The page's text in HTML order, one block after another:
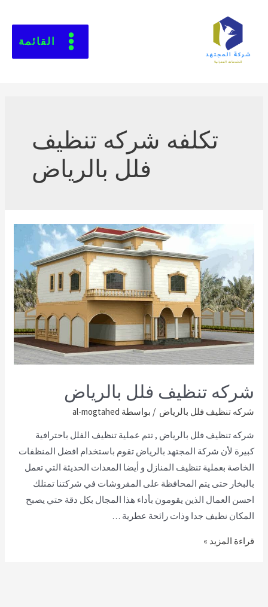
القائمة
تكلفه شركه تنظيف
فلل بالرياض
شركه تنظيف فلل بالرياض
شركه تنظيف فلل بالرياض / بواسطة al-mogtahed
شركه تنظيف فلل بالرياض , تتم عملية تنظيف الفلل باحترافية
كبيرة لأن شركة المجتهد بالرياض تقوم باستخدام افضل المنظفات
الخاصة بعملية تنظيف المنازل و أيضا المعدات الحديثة التي تعمل
بالبخار حتى يتم المحافظة على المفروشات في شركتنا تمتلك
احسن العمال الذين يقومون بأداء هذا المجال بكل دقة حتي يصبح
المكان نظيف جدا وذات رائحة عطرية …
قراءة المزيد »